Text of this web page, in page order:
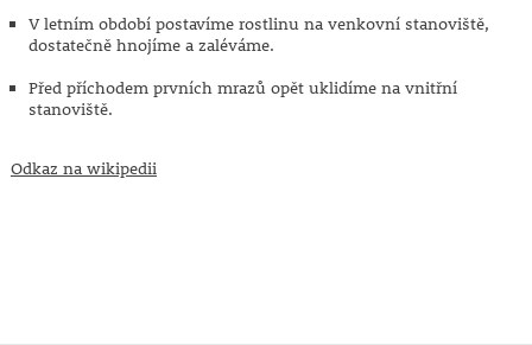
V letním období postavíme rostlinu na venkovní stanoviště,
dostatečně hnojíme a zaléváme.
Před příchodem prvních mrazů opět uklidíme na vnitřní
stanoviště.
Odkaz na wikipedii